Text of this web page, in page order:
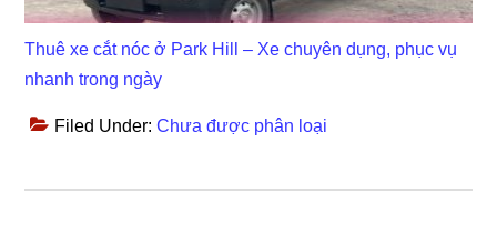
Thuê xe cắt nóc ở Park Hill – Xe chuyên dụng, phục vụ
nhanh trong ngày
Filed Under:Chưa được phân loại